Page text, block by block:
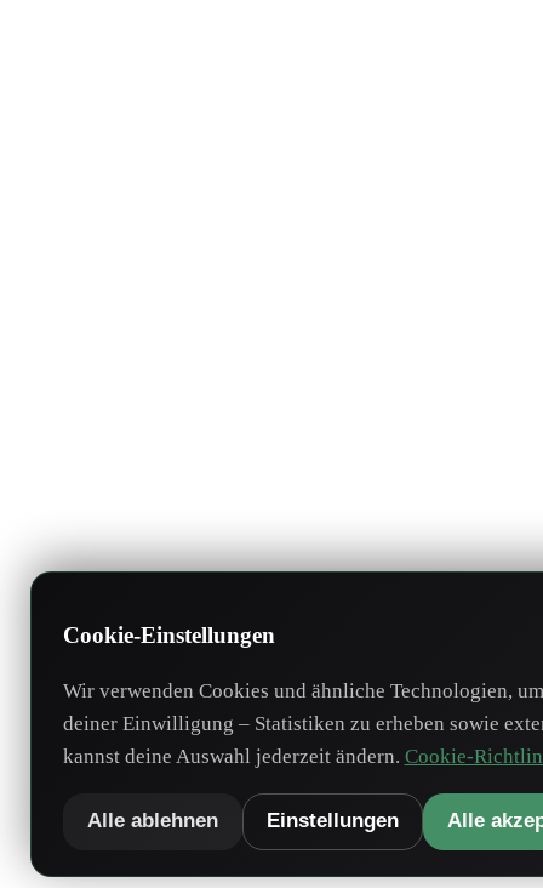
Cookie-Einstellungen
Wir verwenden Cookies und ähnliche Technologien,
deiner Einwilligung – Statistiken zu erheben sowie
kannst deine Auswahl jederzeit ändern. Cookie-
Alle ablehnen Einstellungen Alle